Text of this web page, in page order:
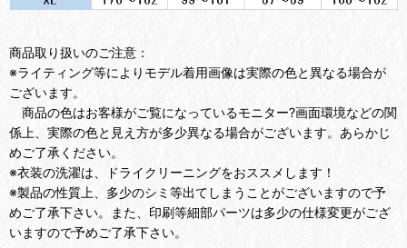
商品取り扱いのご注意：
※ライティング等によりモデル着用画像は実際の色と異なる場合が
ございます。
商品の色はお客様がご覧になっているモニター?画面環境などの関
係上、実際の色と見え方が多少異なる場合がございます。あらかじ
めご了承ください。
※衣装の洗濯は、ドライクリーニングをおススメします！
※製品の性質上、多少のシミ等出てしまうことがございますので予
めご了承下さい。また、印刷等細部パーツは多少の仕様変更がござ
いますので予めご了承下さい。